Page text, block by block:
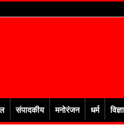
संपादकीय मनोरंजन धर्म